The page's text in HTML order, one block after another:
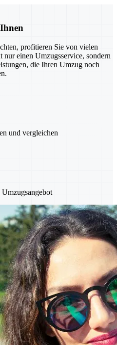
profitieren Sie von vielen
einen Umzugsservice, sondern
die Ihren Umzug noch
und vergleichen